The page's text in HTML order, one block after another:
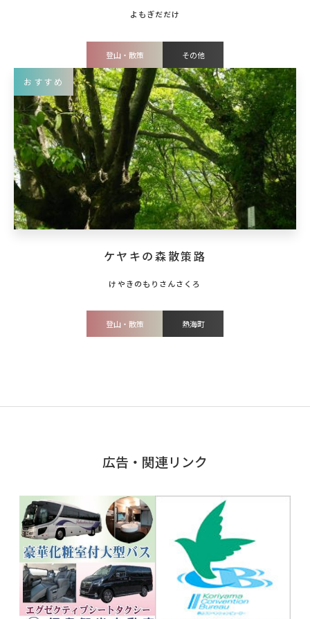
登山・散策 その他
おすすめ
ケヤキの森散策路
登山・散策 熱海町
広告・関連リンク